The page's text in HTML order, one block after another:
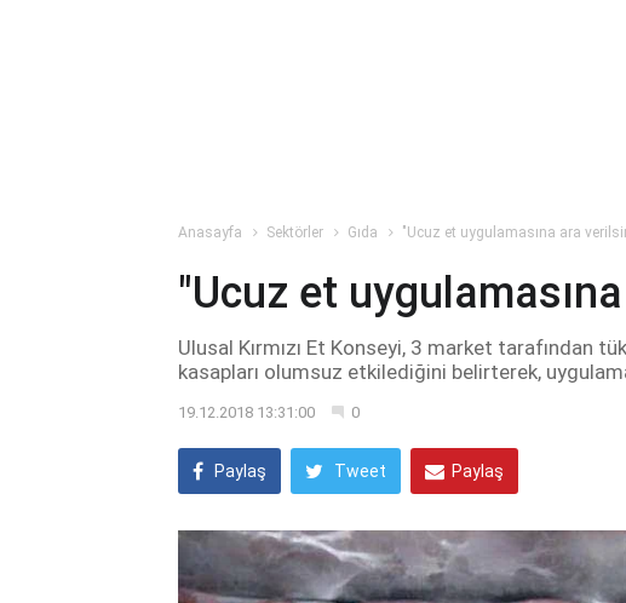
Anasayfa Sektörler Gıda "Ucuz et uygulamasına ara
"Ucuz et
Ulusal Kırmızı Et Konseyi, 3 market tarafından
kasapları olumsuz etkilediğini belirterek,
19.12.2018 13:31:00 0
Paylaş Tweet Paylaş